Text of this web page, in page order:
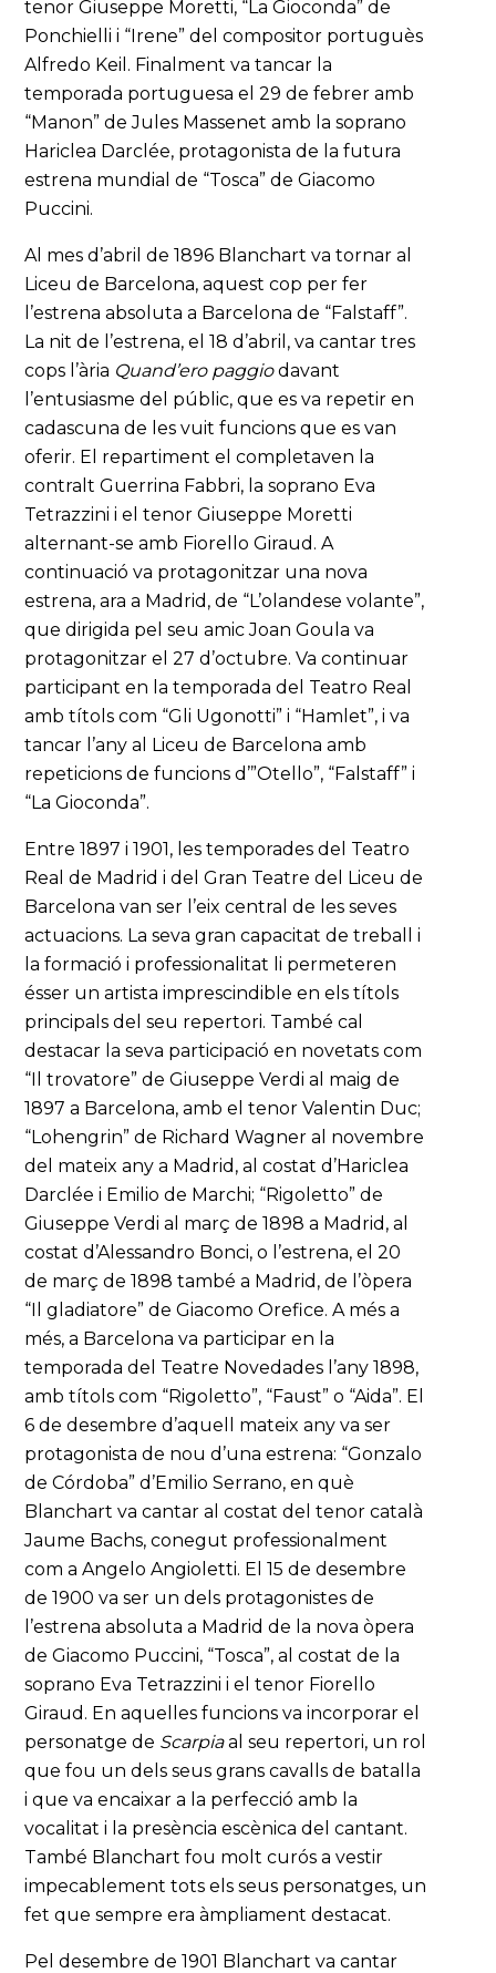
tenor Giuseppe Moretti, “La Gioconda” de
Ponchielli i “Irene” del compositor portuguès
Alfredo Keil. Finalment va tancar la
temporada portuguesa el 29 de febrer amb
“Manon” de Jules Massenet amb la soprano
Hariclea Darclée, protagonista de la futura
estrena mundial de “Tosca” de Giacomo
Puccini.
Al mes d’abril de 1896 Blanchart va tornar al
Liceu de Barcelona, aquest cop per fer
l’estrena absoluta a Barcelona de “Falstaff”.
La nit de l’estrena, el 18 d’abril, va cantar tres
cops l’ària Quand’ero paggiodavant
l’entusiasme del públic, que es va repetir en
cadascuna de les vuit funcions que es van
oferir. El repartiment el completaven la
contralt Guerrina Fabbri, la soprano Eva
Tetrazzini i el tenor Giuseppe Moretti
alternant-se amb Fiorello Giraud. A
continuació va protagonitzar una nova
estrena, ara a Madrid, de “L’olandese volante”,
que dirigida pel seu amic Joan Goula va
protagonitzar el 27 d’octubre. Va continuar
participant en la temporada del Teatro Real
amb títols com “Gli Ugonotti” i “Hamlet”, i va
tancar l’any al Liceu de Barcelona amb
repeticions de funcions d’”Otello”, “Falstaff” i
“La Gioconda”.
Entre 1897 i 1901, les temporades del Teatro
Real de Madrid i del Gran Teatre del Liceu de
Barcelona van ser l’eix central de les seves
actuacions. La seva gran capacitat de treball i
la formació i professionalitat li permeteren
ésser un artista imprescindible en els títols
principals del seu repertori. També cal
destacar la seva participació en novetats com
“Il trovatore” de Giuseppe Verdi al maig de
1897 a Barcelona, amb el tenor Valentin Duc;
“Lohengrin” de Richard Wagner al novembre
del mateix any a Madrid, al costat d’Hariclea
Darclée i Emilio de Marchi; “Rigoletto” de
Giuseppe Verdi al març de 1898 a Madrid, al
costat d’Alessandro Bonci, o l’estrena, el 20
de març de 1898 també a Madrid, de l’òpera
“Il gladiatore” de Giacomo Orefice. A més a
més, a Barcelona va participar en la
temporada del Teatre Novedades l’any 1898,
amb títols com “Rigoletto”, “Faust” o “Aida”. El
6 de desembre d’aquell mateix any va ser
protagonista de nou d’una estrena: “Gonzalo
de Córdoba” d’Emilio Serrano, en què
Blanchart va cantar al costat del tenor català
Jaume Bachs, conegut professionalment
com a Angelo Angioletti. El 15 de desembre
de 1900 va ser un dels protagonistes de
l’estrena absoluta a Madrid de la nova òpera
de Giacomo Puccini, “Tosca”, al costat de la
soprano Eva Tetrazzini i el tenor Fiorello
Giraud. En aquelles funcions va incorporar el
personatge de Scarpiaal seu repertori, un rol
que fou un dels seus grans cavalls de batalla
i que va encaixar a la perfecció amb la
vocalitat i la presència escènica del cantant.
També Blanchart fou molt curós a vestir
impecablement tots els seus personatges, un
fet que sempre era àmpliament destacat.
Pel desembre de 1901 Blanchart va cantar